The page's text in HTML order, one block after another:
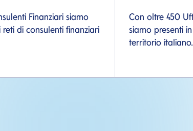
Finanziari siamo
di consulenti finanziari
Con oltre 450
siamo presenti
territorio italiano.